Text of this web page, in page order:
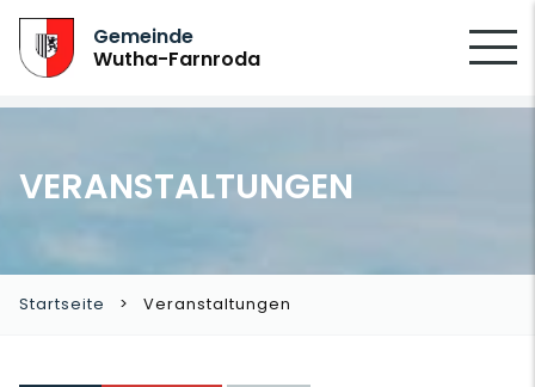
Gemeinde
Wutha-Farnroda
VERANSTALTUNGEN
Startseite Veranstaltungen